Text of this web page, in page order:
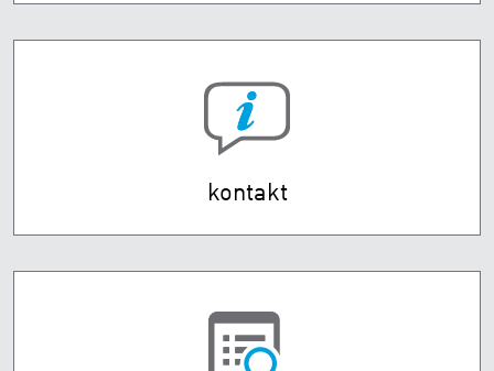
kontakt